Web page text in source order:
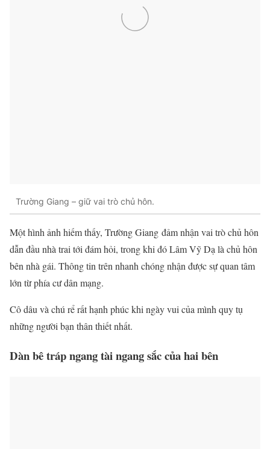
Trường Giang – giữ vai trò chủ hôn.
Một hình ảnh hiếm thấy, Trường Giang đảm nhận vai trò chủ hôn
dẫn đầu nhà trai tới đám hỏi, trong khi đó Lâm Vỹ Dạ là chủ hôn
bên nhà gái. Thông tin trên nhanh chóng nhận được sự quan tâm
lớn từ phía cư dân mạng.
Cô dâu và chú rể rất hạnh phúc khi ngày vui của mình quy tụ
những người bạn thân thiết nhất.
Dàn bê tráp ngang tài ngang sắc của hai bên